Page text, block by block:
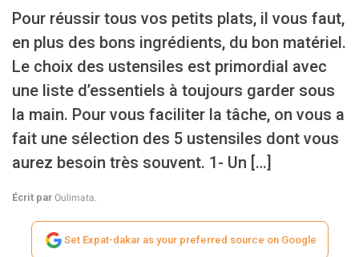
Pour réussir tous vos petits plats, il vous faut,
en plus des bons ingrédients, du bon matériel.
Le choix des ustensiles est primordial avec
une liste d’essentiels à toujours garder sous
la main. Pour vous faciliter la tâche, on vous a
fait une sélection des 5 ustensiles dont vous
aurez besoin très souvent. 1- Un […]
Écrit par Oulimata.
Set Expat-dakar as your preferred source on Google